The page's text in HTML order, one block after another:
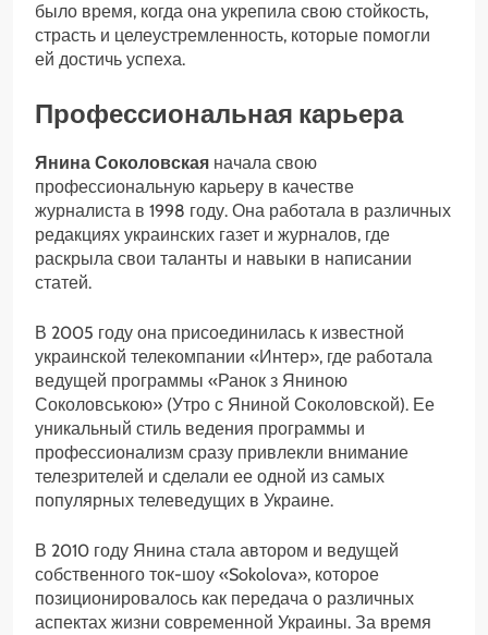
было время, когда она укрепила свою стойкость,
страсть и целеустремленность, которые помогли
ей достичь успеха.
Профессиональная карьера
Янина Соколовская начала свою
профессиональную карьеру в качестве
журналиста в 1998 году. Она работала в различных
редакциях украинских газет и журналов, где
раскрыла свои таланты и навыки в написании
статей.
В 2005 году она присоединилась к известной
украинской телекомпании «Интер», где работала
ведущей программы «Ранок з Яниною
Соколовською» (Утро с Яниной Соколовской). Ее
уникальный стиль ведения программы и
профессионализм сразу привлекли внимание
телезрителей и сделали ее одной из самых
популярных телеведущих в Украине.
В 2010 году Янина стала автором и ведущей
собственного ток-шоу «Sokolova», которое
позиционировалось как передача о различных
аспектах жизни современной Украины. За время